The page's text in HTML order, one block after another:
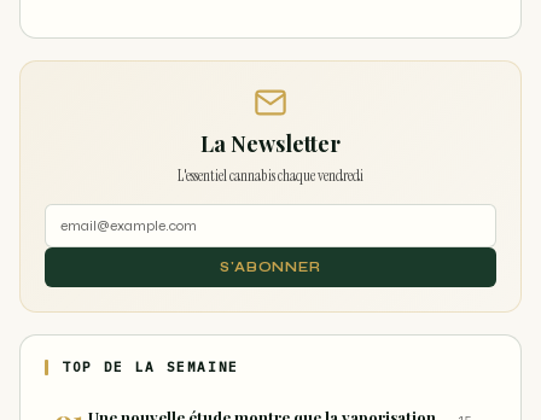
La Newsletter
L'essentiel cannabis chaque vendredi
S'ABONNER
TOP DE LA SEMAINE